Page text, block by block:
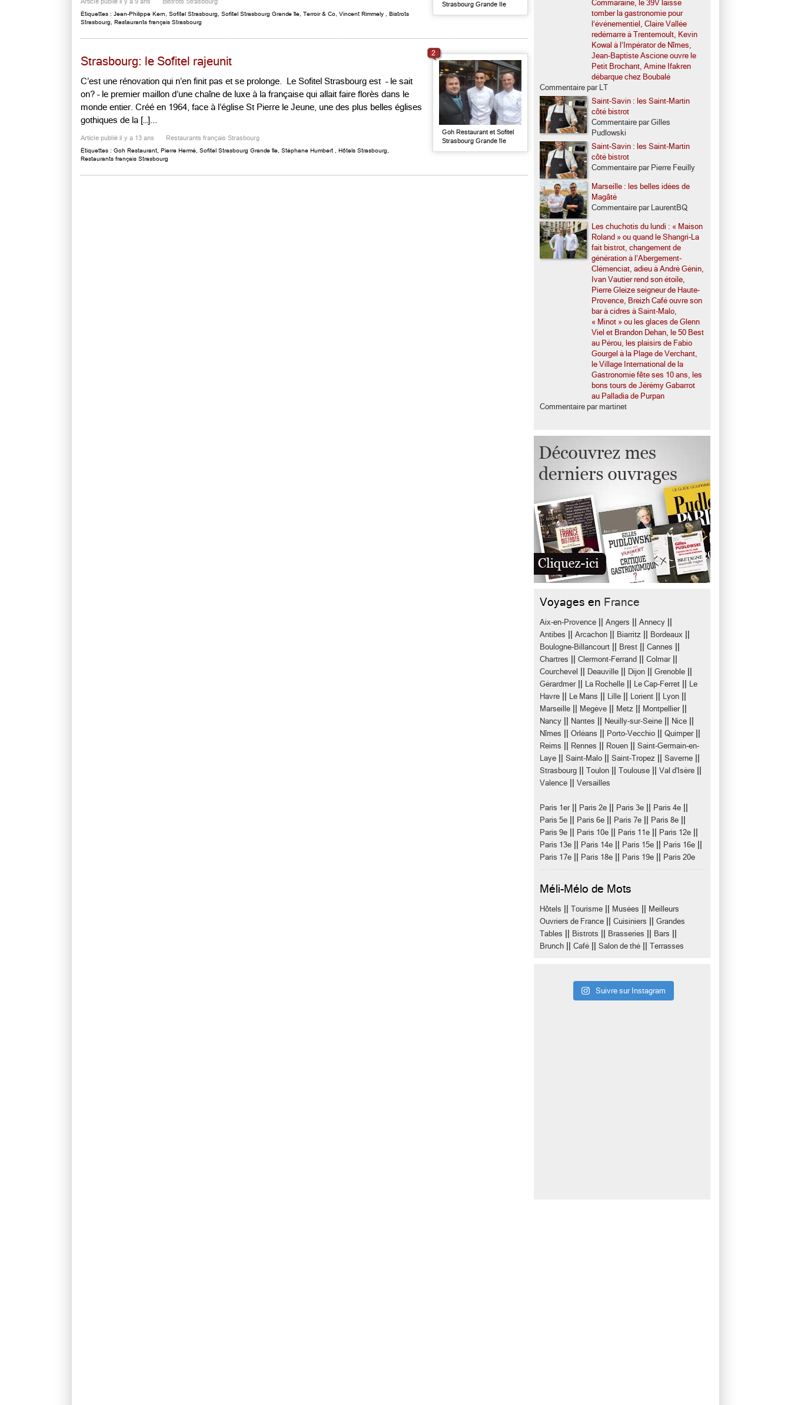
Étiquettes : Jean-Philippe Kern Sofitel Strasbourg Sofitel Strasbourg Grande île Terroir & Co Vincent Rimmely
Bistrots
Strasbourg
Restaurants français Strasbourg
Strasbourg Grande Ile
Strasbourg: le Sofitel rajeunit
C’est une rénovation qui n’en finit pas et se prolonge. Le Sofitel Strasbourg est – le sait
on? – le premier maillon d’une chaîne de luxe à la française qui allait faire florès dans le
monde entier. Créé en 1964, face à l’église St Pierre le Jeune, une des plus belles églises
gothiques de la […]...
Article publié il y a 13 ans Restaurants français Strasbourg
Étiquettes : Goh Restaurant Pierre Hermé Sofitel Strasbourg Grande île Stéphane Humbert Hôtels Strasbourg
Restaurants français Strasbourg
Goh Restaurant et Sofitel
Strasbourg Grande île
2
Commaraine, le 39V laisse
tomber la gastronomie pour
l’événementiel, Claire Vallée
redémarre à Trentemoult, Kevin
Kowal à l’Impérator de Nîmes,
Jean-Baptiste Ascione ouvre le
Petit Brochant, Amine Ifakren
débarque chez Boubalé
Commentaire par LT
Saint-Savin : les Saint-Martin
côté bistrot
Commentaire par Gilles
Pudlowski
Saint-Savin : les Saint-Martin
côté bistrot
Commentaire par Pierre Feuilly
Marseille : les belles idées de
Magâté
Commentaire par LaurentBQ
Les chuchotis du lundi : « Maison
Roland » ou quand le Shangri-La
fait bistrot, changement de
génération à l’Abergement-
Clémenciat, adieu à André Génin,
Ivan Vautier rend son étoile,
Pierre Gleize seigneur de Haute-
Provence, Breizh Café ouvre son
bar à cidres à Saint-Malo,
« Minot » ou les glaces de Glenn
Viel et Brandon Dehan, le 50 Best
au Pérou, les plaisirs de Fabio
Gourgel à la Plage de Verchant,
le Village International de la
Gastronomie fête ses 10 ans, les
bons tours de Jérémy Gabarrot
au Palladia de Purpan
Commentaire par martinet
Voyages en France
Aix-en-Provence Angers Annecy
Antibes Arcachon Biarritz Bordeaux
Boulogne-Billancourt Brest Cannes
Chartres Clermont-Ferrand Colmar||
Courchevel Deauville Dijon Grenoble
Gérardmer|| La Rochelle Le Cap-Ferret
Le
Havre
Le Mans Lille Lorient Lyon
Marseille Megève Metz Montpellier||
Nancy Nantes Neuilly-sur-Seine Nice
Nîmes Orléans Porto-Vecchio Quimper||
Reims Rennes Rouen
Saint-Germain-en-
Laye
Saint-Malo Saint-Tropez Saverne
Strasbourg Toulon Toulouse Val d'Isère
Valence Versailles
Paris 1er|| Paris 2e Paris 3e Paris 4e
Paris 5e Paris 6e Paris 7e Paris 8e
Paris 9e Paris 10e Paris 11e Paris 12e
Paris 13e Paris 14e Paris 15e Paris 16e
Paris 17e Paris 18e Paris 19e Paris 20e
Méli-Mélo de Mots
Hôtels Tourisme Musées
Meilleurs
Ouvriers de France
Cuisiniers
Grandes
Tables
Bistrots Brasseries Bars
Brunch Café Salon de thé Terrasses
Suivre sur Instagram